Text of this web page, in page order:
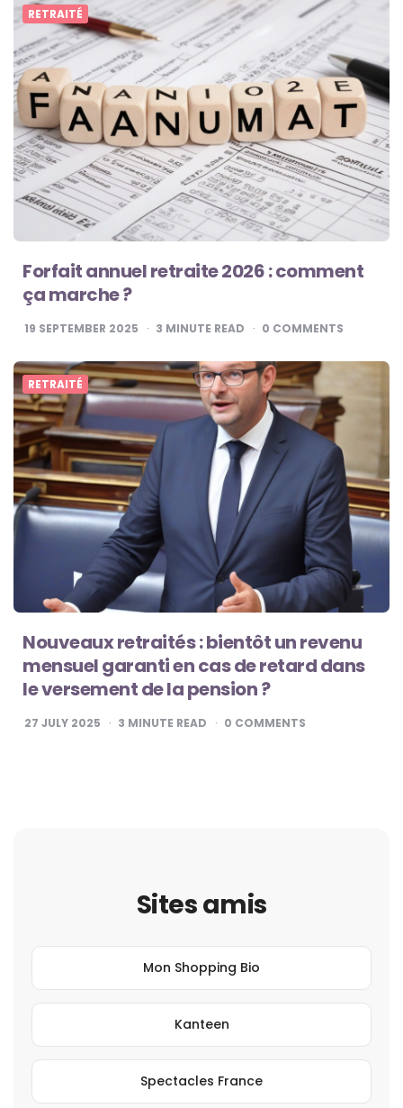
RETRAITÉ
Forfait annuel retraite 2026 : comment
ça marche ?
19 SEPTEMBER 2025 3 MINUTE READ 0 COMMENTS
RETRAITÉ
Nouveaux retraités : bientôt un revenu
mensuel garanti en cas de retard dans
le versement de la pension ?
27 JULY 2025 3 MINUTE READ 0 COMMENTS
Sites amis
Mon Shopping Bio
Kanteen
Spectacles France